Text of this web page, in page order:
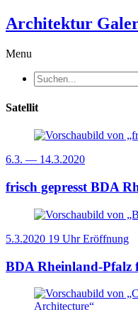
Architektur
Menu
Satellit
6.3. — 14.3.2020
frisch gepresst BDA
5.3.2020 19 Uhr Eröffnung
BDA Rheinland-Pfalz